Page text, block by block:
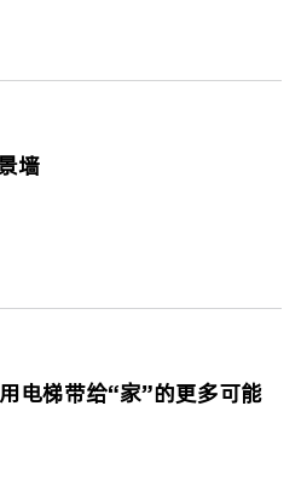
墙
电梯带给“家”的更多可能